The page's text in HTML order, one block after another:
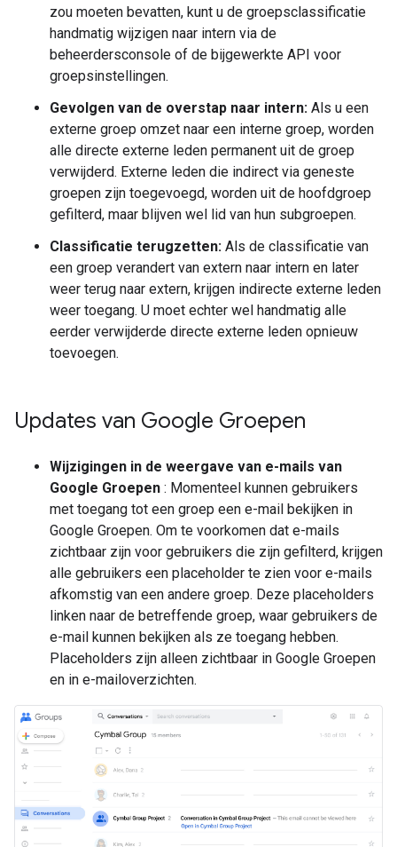
zou moeten bevatten, kunt u de groepsclassificatie
handmatig wijzigen naar intern via de
beheerdersconsole of de bijgewerkte API voor
groepsinstellingen.
Gevolgen van de overstap naar intern: Als u een
externe groep omzet naar een interne groep, worden
alle directe externe leden permanent uit de groep
verwijderd. Externe leden die indirect via geneste
groepen zijn toegevoegd, worden uit de hoofdgroep
gefilterd, maar blijven wel lid van hun subgroepen.
Classificatie terugzetten: Als de classificatie van
een groep verandert van extern naar intern en later
weer terug naar extern, krijgen indirecte externe leden
weer toegang. U moet echter wel handmatig alle
eerder verwijderde directe externe leden opnieuw
toevoegen.
Updates van Google Groepen
Wijzigingen in de weergave van e-mails van
Google Groepen : Momenteel kunnen gebruikers
met toegang tot een groep een e-mail bekijken in
Google Groepen. Om te voorkomen dat e-mails
zichtbaar zijn voor gebruikers die zijn gefilterd, krijgen
alle gebruikers een placeholder te zien voor e-mails
afkomstig van een andere groep. Deze placeholders
linken naar de betreffende groep, waar gebruikers de
e-mail kunnen bekijken als ze toegang hebben.
Placeholders zijn alleen zichtbaar in Google Groepen
en in e-mailoverzichten.